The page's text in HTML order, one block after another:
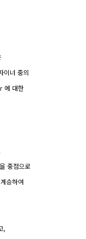
이너 중의
에 대한
중점으로
승하여
,